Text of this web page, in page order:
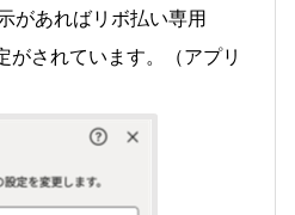
があればリボ払い専用
がされています。（アプリ